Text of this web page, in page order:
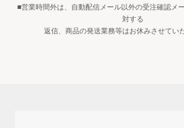
■営業時間外は、自動配信メール以外の受注確認メ
対する
返信、商品の発送業務等はお休みさせてい